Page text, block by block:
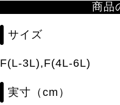
商品
サイズ
F(L-3L),F(4L-6L)
実寸（cm）